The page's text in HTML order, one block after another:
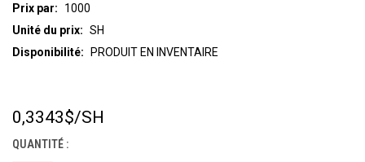
Prix par:
1000
Unité du prix: SH
Disponibilité: PRODUIT EN INVENTAIRE
STOCK
0,3343$/SH
QUANTITÉ :